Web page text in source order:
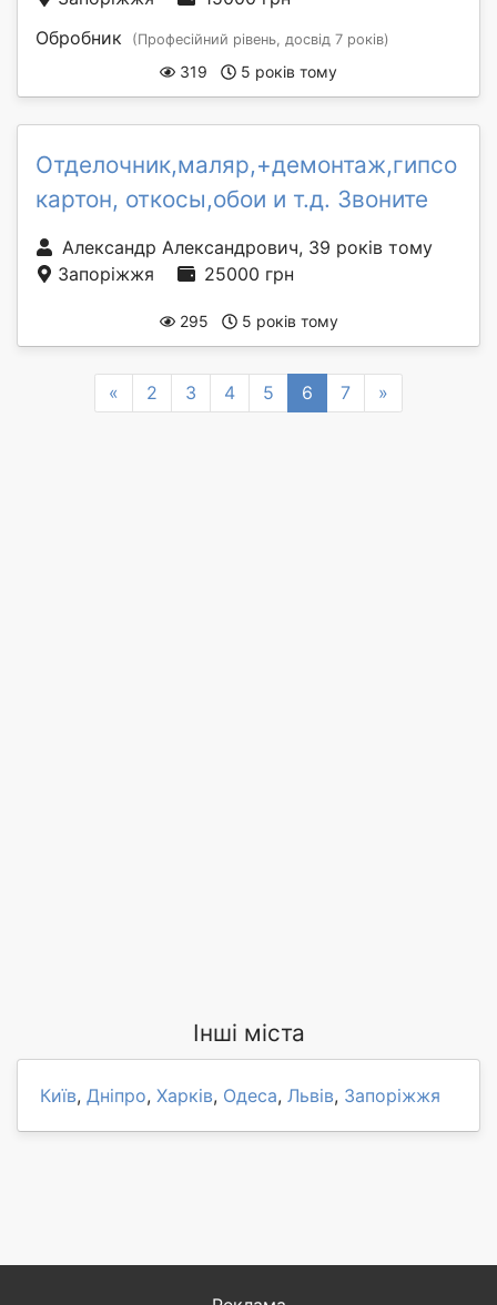
Обробник
(Професійний рівень, досвід 7 років)
319 5 років тому
Отделочник,маляр,+демонтаж,гипсо
картон, откосы,обои и т.д. Звоните
Александр Александрович, 39 років тому
Запоріжжя
25000 грн
295 5 років тому
« Previous
2 3 4 5 6 7 »
Інші міста
Київ, Дніпро, Харків, Одеса, Львів, Запоріжжя